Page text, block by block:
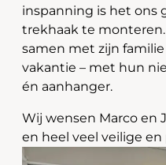
inspanning is het ons
trekhaak te
samen met zijn
vakantie – met hun
én aanhanger.
Wij wensen Marco en
en heel veel veilige